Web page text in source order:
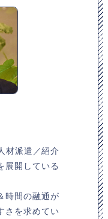
材派遣／紹介
展開している
時間の融通が
さを求めてい